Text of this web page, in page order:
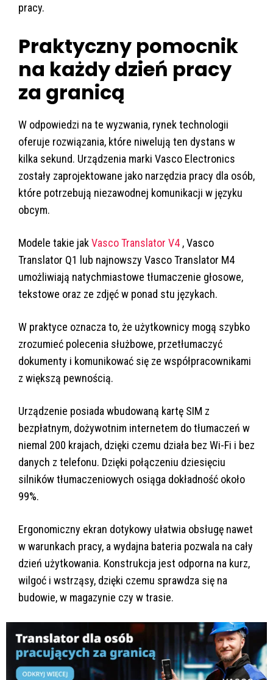
pracy.
Praktyczny pomocnik
na każdy dzień pracy
za granicą
W odpowiedzi na te wyzwania, rynek technologii
oferuje rozwiązania, które niwelują ten dystans w
kilka sekund. Urządzenia marki Vasco Electronics
zostały zaprojektowane jako narzędzia pracy dla osób,
które potrzebują niezawodnej komunikacji w języku
obcym.
Modele takie jakVasco Translator V4 , Vasco
Translator Q1 lub najnowszy Vasco Translator M4
umożliwiają natychmiastowe tłumaczenie głosowe,
tekstowe oraz ze zdjęć w ponad stu językach.
W praktyce oznacza to, że użytkownicy mogą szybko
zrozumieć polecenia służbowe, przetłumaczyć
dokumenty i komunikować się ze współpracownikami
z większą pewnością.
Urządzenie posiada wbudowaną kartę SIM z
bezpłatnym, dożywotnim internetem do tłumaczeń w
niemal 200 krajach, dzięki czemu działa bez Wi-Fi i bez
danych z telefonu. Dzięki połączeniu dziesięciu
silników tłumaczeniowych osiąga dokładność około
99%.
Ergonomiczny ekran dotykowy ułatwia obsługę nawet
w warunkach pracy, a wydajna bateria pozwala na cały
dzień użytkowania. Konstrukcja jest odporna na kurz,
wilgoć i wstrząsy, dzięki czemu sprawdza się na
budowie, w magazynie czy w trasie.